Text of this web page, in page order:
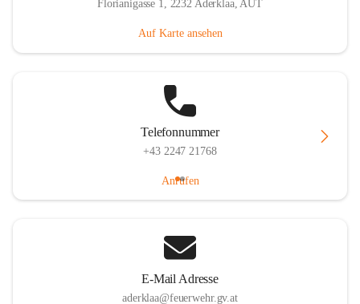
Florianigasse 1, 2232 Aderklaa, AUT
Auf Karte ansehen
Telefonnummer
+43 2247 21768
Anrufen
E-Mail Adresse
aderklaa@feuerwehr.gv.at